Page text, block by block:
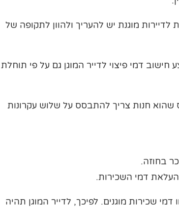
לדיירות מוגנת יש להעריך ולהוון לתקופה של
דמי פיצוי לדייר המוגן גם על פי תוחלת
שהוא חנות צריך להתבסס על שלוש עקרונות
בחוזה.
דמי השכירות.
שכירות מוגנים. לפיכך, לדייר המוגן תהיה